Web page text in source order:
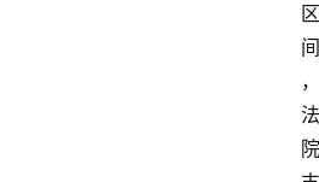
区
间
，
法
院